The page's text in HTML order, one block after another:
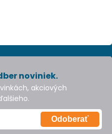
noviniek.
akciových
Odoberať